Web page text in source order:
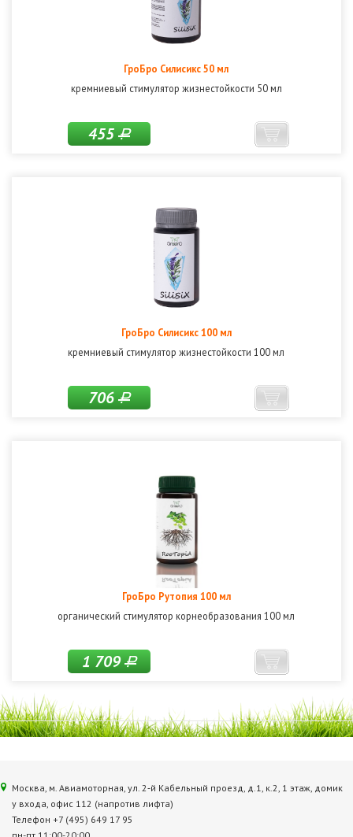
ГроБро Силисикс 50 мл
кремниевый стимулятор жизнестойкости 50 мл
455Р
ГроБро Силисикс 100 мл
кремниевый стимулятор жизнестойкости 100 мл
706Р
ГроБро Рутопия 100 мл
органический стимулятор корнеобразования 100 мл
1 709Р
Москва, м. Авиамоторная, ул. 2‑й Кабельный проезд, д.1, к.2, 1 этаж, домик
у входа, офис 112 (напротив лифта)
Телефон +7 (495) 649 17 95